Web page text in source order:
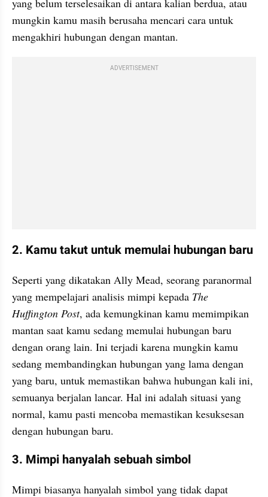
mungkin kamu masih berusaha mencari cara untuk
mengakhiri hubungan dengan mantan.
ADVERTISEMENT
2. Kamu takut untuk memulai hubungan baru
Seperti yang dikatakan Ally Mead, seorang paranormal
yang mempelajari analisis mimpi kepada The
Huffington Post, ada kemungkinan kamu memimpikan
mantan saat kamu sedang memulai hubungan baru
dengan orang lain. Ini terjadi karena mungkin kamu
sedang membandingkan hubungan yang lama dengan
yang baru, untuk memastikan bahwa hubungan kali ini,
semuanya berjalan lancar. Hal ini adalah situasi yang
normal, kamu pasti mencoba memastikan kesuksesan
dengan hubungan baru.
3. Mimpi hanyalah sebuah simbol
Mimpi biasanya hanyalah simbol yang tidak dapat